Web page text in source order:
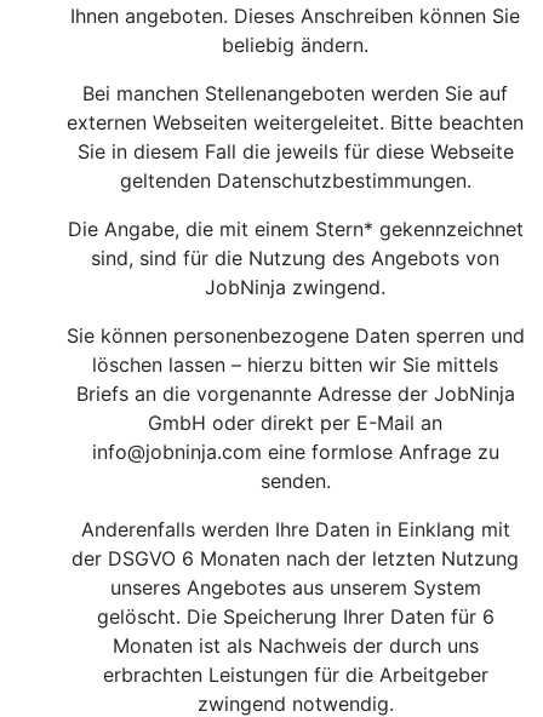
Ihnen angeboten. Dieses Anschreiben können Sie
beliebig ändern.
Bei manchen Stellenangeboten werden Sie auf
externen Webseiten weitergeleitet. Bitte beachten
Sie in diesem Fall die jeweils für diese Webseite
geltenden Datenschutzbestimmungen.
Die Angabe, die mit einem Stern* gekennzeichnet
sind, sind für die Nutzung des Angebots von
JobNinja zwingend.
Sie können personenbezogene Daten sperren und
löschen lassen – hierzu bitten wir Sie mittels
Briefs an die vorgenannte Adresse der JobNinja
GmbH oder direkt per E-Mail an
info@jobninja.com eine formlose Anfrage zu
senden.
Anderenfalls werden Ihre Daten in Einklang mit
der DSGVO 6 Monaten nach der letzten Nutzung
unseres Angebotes aus unserem System
gelöscht. Die Speicherung Ihrer Daten für 6
Monaten ist als Nachweis der durch uns
erbrachten Leistungen für die Arbeitgeber
zwingend notwendig.